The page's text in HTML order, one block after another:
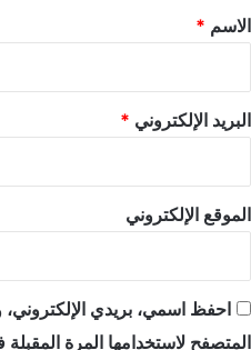
*
الاسم *
البريد الإلكتروني *
الموقع الإلكتروني
احفظ اسمي، بريدي الإلكتروني،
المتصفح لاستخدامها المرة